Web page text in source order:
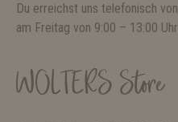
Du erreichst uns telefonisch
am Freitag von 9:00 – 13:00 Uhr
WOLTERS Store